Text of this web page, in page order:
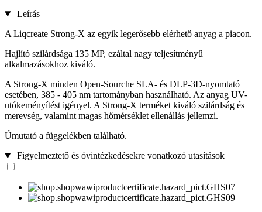
Leírás
A Liqcreate Strong-X az egyik legerősebb elérhető anyag a piacon.
Hajlító szilárdsága 135 MP, ezáltal nagy teljesítményű
alkalmazásokhoz kiváló.
A Strong-X minden Open-Sourche SLA- és DLP-3D-nyomtató
esetében, 385 - 405 nm tartományban használható. Az anyag UV-
utókeményítést igényel. A Strong-X terméket kiváló szilárdság és
merevség, valamint magas hőmérséklet ellenállás jellemzi.
Úmutató a függelékben található.
Figyelmeztető és óvintézkedésekre vonatkozó utasítások